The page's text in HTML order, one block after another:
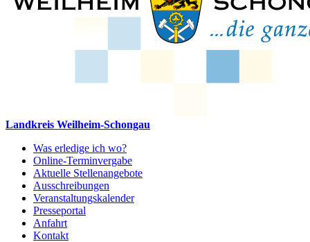
Landkreis Weilheim-Schongau
Was erledige ich wo?
Online-Terminvergabe
Aktuelle Stellenangebote
Ausschreibungen
Veranstaltungskalender
Presseportal
Anfahrt
Kontakt